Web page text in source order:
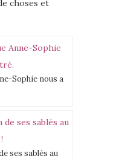
choses et
Sophie nous a
ses sablés au